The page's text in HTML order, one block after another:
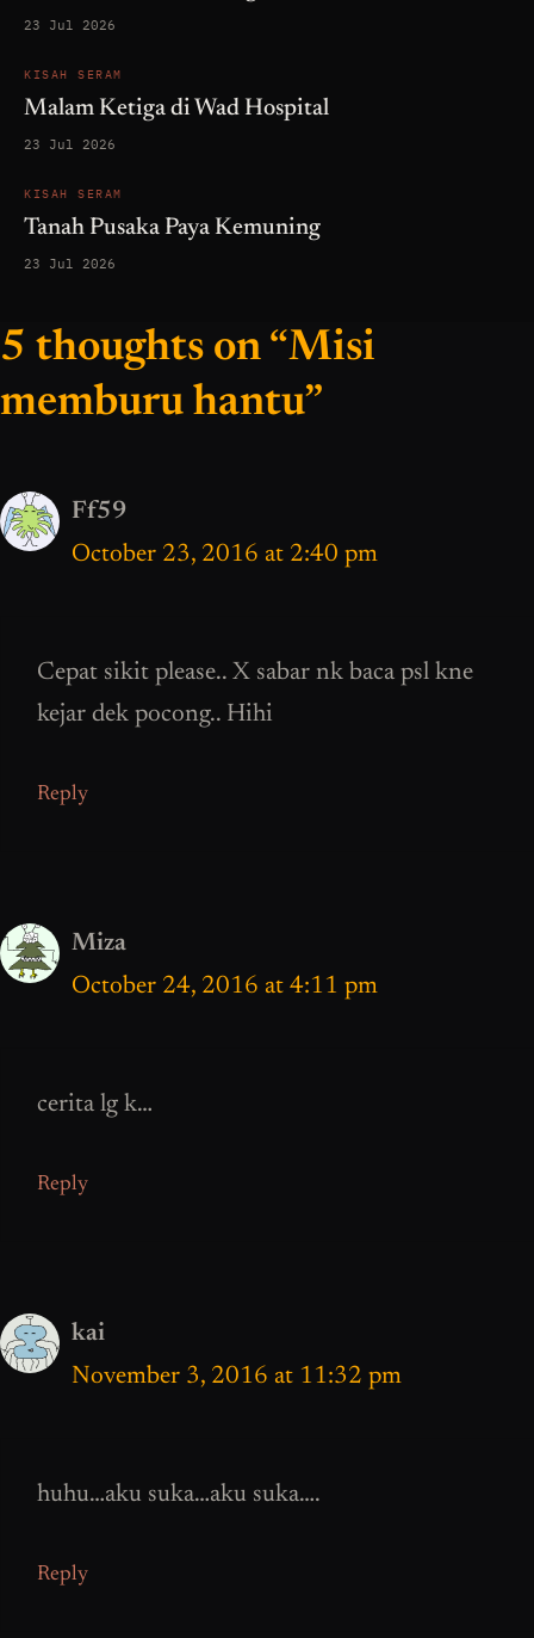
23 Jul 2026
KISAH SERAM
Malam Ketiga di Wad Hospital
23 Jul 2026
KISAH SERAM
Tanah Pusaka Paya Kemuning
23 Jul 2026
5 thoughts on “Misi
memburu hantu”
Ff59
October 23, 2016 at 2:40 pm
Cepat sikit please.. X sabar nk baca psl kne
kejar dek pocong.. Hihi
Reply
Miza
October 24, 2016 at 4:11 pm
cerita lg k…
Reply
kai
November 3, 2016 at 11:32 pm
huhu…aku suka…aku suka….
Reply